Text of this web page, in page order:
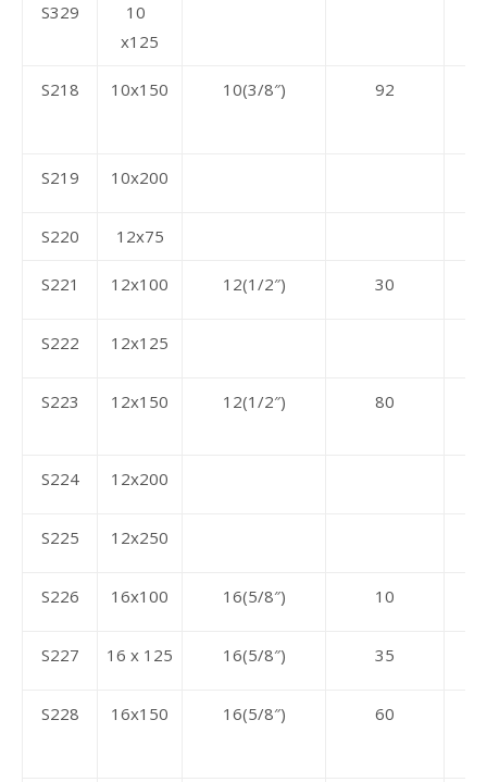
S329
10
x125
S218 10x150 10(3/8″) 92
S219 10x200
S220 12x75
S221 12x100 12(1/2″) 30
S222 12x125
S223 12x150 12(1/2″) 80
S224 12x200
S225 12x250
S226 16x100 16(5/8″) 10
S227 16 x 125 16(5/8″) 35
S228 16x150 16(5/8″) 60